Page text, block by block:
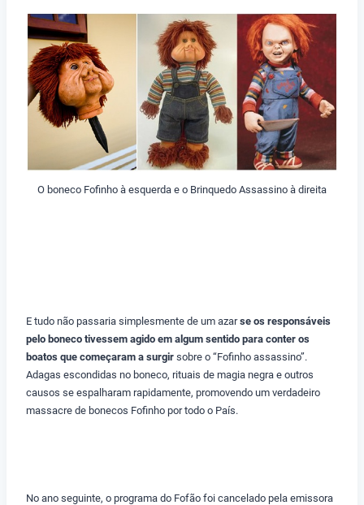
O boneco Fofinho à esquerda e o Brinquedo Assassino à direita
E tudo não passaria simplesmente de um azarse os responsáveis
pelo boneco tivessem agido em algum sentido para conter os
boatos que começaram a surgir sobre o “Fofinho assassino”.
Adagas escondidas no boneco, rituais de magia negra e outros
causos se espalharam rapidamente, promovendo um verdadeiro
massacre de bonecos Fofinho por todo o País.
No ano seguinte, o programa do Fofão foi cancelado pela emissora